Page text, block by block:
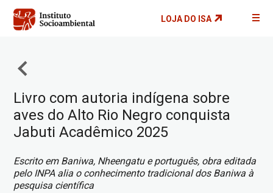
Pular
para
principal
LOJA DO ISA
Livro com autoria indígena sobre
aves do Alto Rio Negro conquista
Jabuti Acadêmico 2025
Escrito em Baniwa, Nheengatu e português, obra editada
pelo INPA alia o conhecimento tradicional dos Baniwa à
pesquisa científica